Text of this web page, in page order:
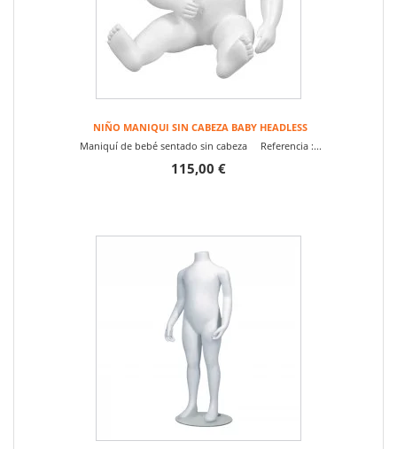
NIÑO MANIQUI SIN CABEZA BABY HEADLESS
Maniquí de bebé sentado sin cabeza Referencia :...
115,00 €